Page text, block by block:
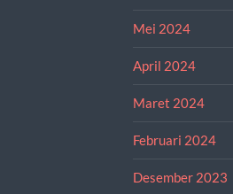
Mei 2024
April 2024
Maret 2024
Februari 2024
Desember 2023